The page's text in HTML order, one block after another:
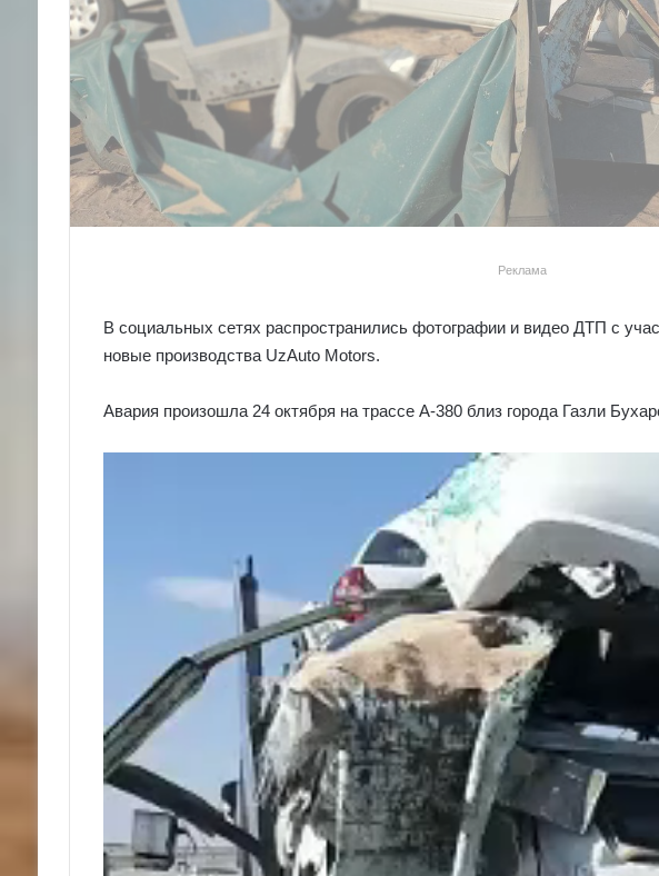
Реклама
В социальных сетях распространились фотографии и видео ДТП с
новые производства UzAuto Motors.
Авария произошла 24 октября на трассе А-380 близ города Газли